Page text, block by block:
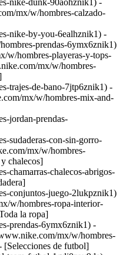
nike-dunk-90aohznik1) -
mx/w/hombres-calzado-
nike-by-you-6ealhznik1) -
prendas-6ymx6znik1)
w/hombres-playeras-y-tops-
mx/w/hombres-
trajes-de-bano-7jtp6znik1) -
mx/w/hombres-mix-and-
jordan-prendas-
sudaderas-con-sin-gorro-
mx/w/hombres-
chalecos]
chamarras-chalecos-abrigos-
conjuntos-juego-2lukpznik1)
w/hombres-ropa-interior-
la ropa]
prendas-6ymx6znik1) -
mx/w/hombres-
[Selecciones de futbol]